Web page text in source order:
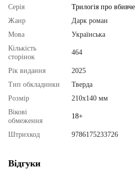
Серія
Трилогія про вбивче
Жанр
Дарк роман
Мова
Українська
Кількість
сторінок
464
Рік видання
2025
Тип обкладинки
Тверда
Розмір
210х140 мм
Вікові
обмеження
18+
Штрихкод 9786175233726
Відгуки